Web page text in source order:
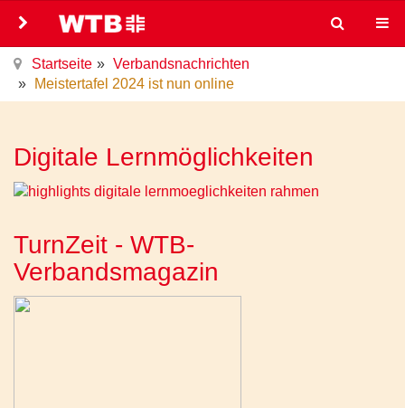
Startseite
Verbandsnachrichten
Meistertafel 2024 ist nun online
Digitale Lernmöglichkeiten
TurnZeit - WTB-
Verbandsmagazin